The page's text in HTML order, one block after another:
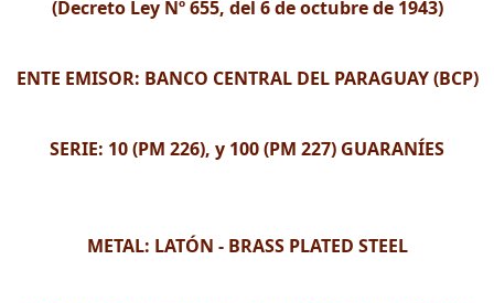
(Decreto Ley Nº 655, del 6 de octubre de 1943)
ENTE EMISOR: BANCO CENTRAL DEL PARAGUAY (BCP)
SERIE: 10 (PM 226), y 100 (PM 227) GUARANÍES
METAL: LATÓN - BRASS PLATED STEEL